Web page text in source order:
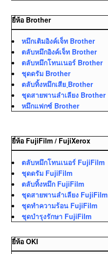
ยี่ห้อ Brother
หมึกเติมอิงค์เจ็ท Brother
ตลับหมึกอิงค์เจ็ท Brother
ตลับหมึกโทนเนอร์ Brother
ชุดดรัม Brother
ตลับทิ้งหมึกเสีย ฺBrother
ชุดสายพานลำเลียง Brother
หมึกแฟกซ์ Brother
ยี่ห้อ FujiFilm / FujiXerox
ตลับหมึกโทนเนอร์ FujiFilm
ชุดดรัม FujiFilm
ตลับทิ้งหมึก FujiFilm
ชุดสายพานลำเลียง FujiFilm
ชุดทำความร้อน FujiFilm
ชุดบำรุงรักษา FujiFilm
ยี่ห้อ OKI